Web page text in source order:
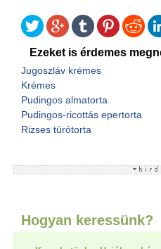
Ezeket is érdemes
Jugoszláv krémes
Krémes
Pudingos almatorta
Pudingos-ricottás epertorta
Rizses túrótorta
Hogyan keressünk?